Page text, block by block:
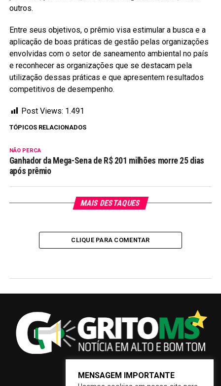
outros.
Entre seus objetivos, o prêmio visa estimular a busca e a
aplicação de boas práticas de gestão pelas organizações
envolvidas com o setor de saneamento ambiental no país
e reconhecer as organizações que se destacam pela
utilização dessas práticas e que apresentem resultados
competitivos de desempenho.
Post Views: 1.491
TÓPICOS RELACIONADOS
NÃO PERCA
Ganhador da Mega-Sena de R$ 201 milhões morre 25 dias
após prêmio
MAIS DESTAQUES
CLIQUE PARA COMENTAR
MENSAGEM IMPORTANTE